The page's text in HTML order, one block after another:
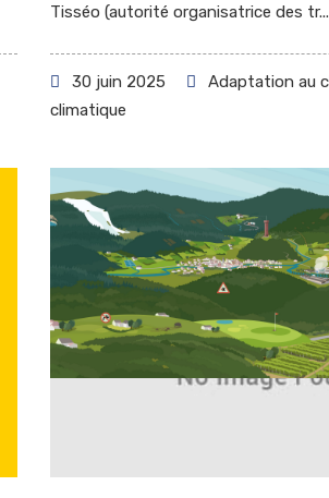
Tisséo (autorité organisatrice des tr...
30 juin 2025
Adaptation au
climatique